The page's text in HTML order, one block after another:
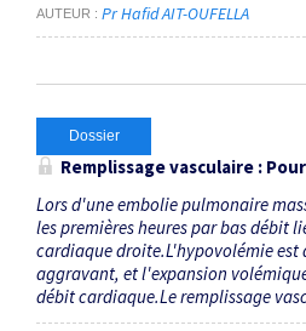
AUTEUR Pr Hafid AIT-OUFELLA
Dossier
Remplissage vasculaire :
Lors d'une embolie pulmonaire
les premières heures par bas débit
cardiaque droite.L'hypovolémie est
aggravant, et l'expansion
débit cardiaque.Le remplissage